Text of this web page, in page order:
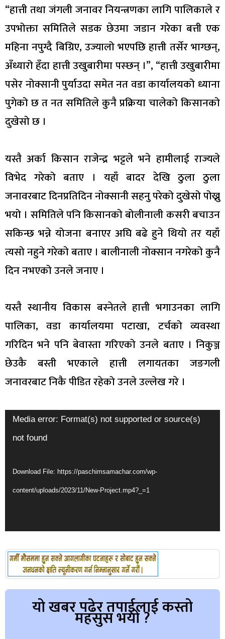
“हात्ती तथा जंगली जनावर नियन्त्रणका लागि पालिकाले र
उपभोक्ता समितिले सडक छेउमा जडान गरेका बत्ती एक
महिना नपुग्दै बिग्रिए, उज्यालो भएपछि हात्ती तर्सेर भाग्छन्,
अँध्यारो हँदा हात्ती उखुबारीमा पस्छन् ।”, “हात्ती उखुबारीमा
पसेर नोक्सानी पुर्याउदा समेत नत वडा कार्यालयको ध्याना
पुगेको छ त नत समितिले कुनै प्रक्रिया चालेको किसानको
दुखेसो छ ।
यस्तै अर्का किसान राजेन्द्र भट्टले भने हामीलाई राज्यले
विभेद गरेको बताए । यहाँ बादर देखि ठुला ठुला
जनावरबाट दिनप्रतिदिन नोक्सानी सहनु परेको दुखेसो पोख्नु
भयो । समितिले पनि किसानको बोलीनाली कसरी बचाउन
सकिन्छ भन्ने योजना बनाएर अघि बढे हुने थियो तर यहाँ
त्यसो नहुने गरेको बताए । बालीनाली नोक्सान नगरेको कुनै
दिन नभएको उनले जनाए ।
यस्तै स्थानीय विकास बस्नेतले हात्ती भगाउनका लागि
पालिका, वडा कार्यालयमा पटाखा, टर्चको व्यवस्था
गरिदिन भने पनि बेवास्ता गरिएको उनले बताए । निकुञ्ज
छेउकै बस्ती भएकाले हात्ती लगायतका जङगली
जनावरबाट निकै पीडित रहेको उनले उल्लेख गरे ।
Video
Player
Media error: Format(s) not supported or source(s)
not found
Download File: https://paschimsamachar.com/wp-
content/uploads/2023/11/New-Project.mp4?_=1
यो खबर पढेर तपाईलाई कस्तो
महसुस भयो ?